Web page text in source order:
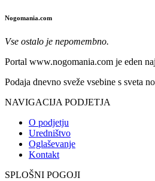
Nogomania.com
Vse ostalo je nepomembno.
Portal www.nogomania.com je eden
Podaja dnevno sveže vsebine s sveta
NAVIGACIJA PODJETJA
O podjetju
Uredništvo
Oglaševanje
Kontakt
SPLOŠNI POGOJI